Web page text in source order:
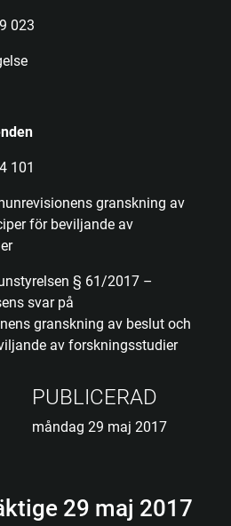
023
101
granskning av
för beviljande av
§ 61/2017 –
svar på
granskning av beslut och
av forskningsstudier
PUBLICERAD
måndag 29 maj 2017
29 maj 2017